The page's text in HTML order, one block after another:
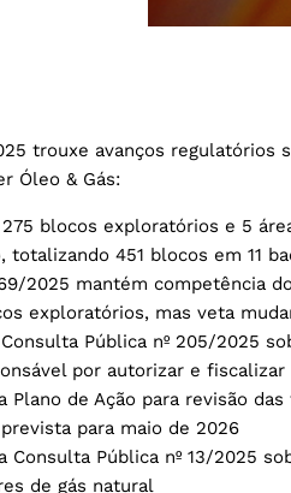
trouxe avanços regulatórios
Óleo & Gás:
blocos exploratórios e 5
totalizando 451 blocos em 11
2025 mantém competência
exploratórios, mas veta
Pública nº 205/2025
por autorizar e fiscalizar
Plano de Ação para revisão
para maio de 2026
Consulta Pública nº 13/2025
de gás natural